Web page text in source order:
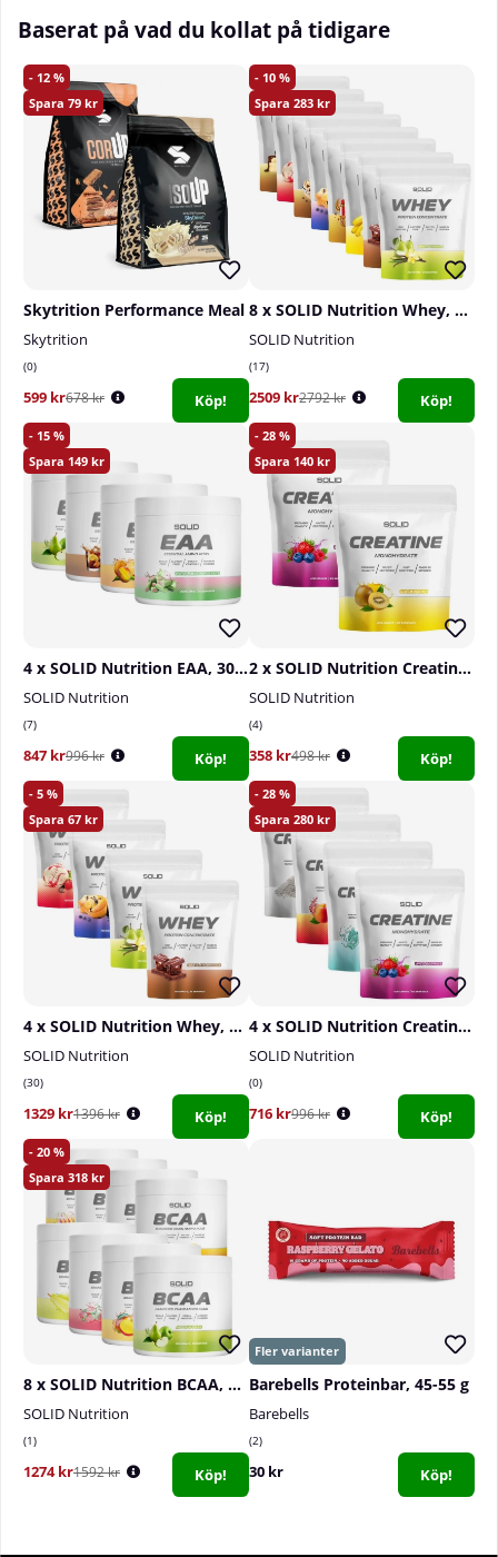
Baserat på vad du kollat på tidigare
12
79
Skytrition Performance Meal
Skytrition
0
599 kr678 kr Köp!
10
283
8 x SOLID Nutrition Whey, 750 g
SOLID Nutrition
17
2509 kr2792 kr Köp!
15
149
4 x SOLID Nutrition EAA, 300 g
SOLID Nutrition
7
847 kr996 kr Köp!
28
140
2 x SOLID Nutrition Creatine Monohydrate, 400 g
SOLID Nutrition
4
358 kr498 kr Köp!
5
67
4 x SOLID Nutrition Whey, 750 g
SOLID Nutrition
30
1329 kr1396 kr Köp!
28
280
4 x SOLID Nutrition Creatine Monohydrate, 400 g
SOLID Nutrition
0
716 kr996 kr Köp!
20
318
8 x SOLID Nutrition BCAA, 300 g
SOLID Nutrition
1
1274 kr1592 kr Köp!
Barebells Proteinbar, 45-55 g
Barebells
2
30 kr Köp!